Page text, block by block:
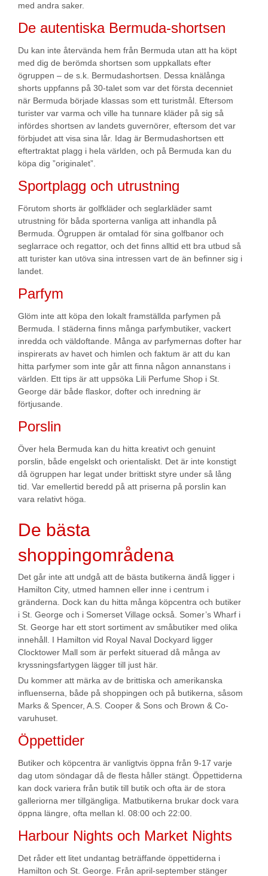
med andra saker.
De autentiska Bermuda-shortsen
Du kan inte återvända hem från Bermuda utan att ha köpt
med dig de berömda shortsen som uppkallats efter
ögruppen – de s.k. Bermudashortsen. Dessa knälånga
shorts uppfanns på 30-talet som var det första decenniet
när Bermuda började klassas som ett turistmål. Eftersom
turister var varma och ville ha tunnare kläder på sig så
infördes shortsen av landets guvernörer, eftersom det var
förbjudet att visa sina lår. Idag är Bermudashortsen ett
eftertraktat plagg i hela världen, och på Bermuda kan du
köpa dig ”originalet”.
Sportplagg och utrustning
Förutom shorts är golfkläder och seglarkläder samt
utrustning för båda sporterna vanliga att inhandla på
Bermuda. Ögruppen är omtalad för sina golfbanor och
seglarrace och regattor, och det finns alltid ett bra utbud så
att turister kan utöva sina intressen vart de än befinner sig i
landet.
Parfym
Glöm inte att köpa den lokalt framställda parfymen på
Bermuda. I städerna finns många parfymbutiker, vackert
inredda och väldoftande. Många av parfymernas dofter har
inspirerats av havet och himlen och faktum är att du kan
hitta parfymer som inte går att finna någon annanstans i
världen. Ett tips är att uppsöka Lili Perfume Shop i St.
George där både flaskor, dofter och inredning är
förtjusande.
Porslin
Över hela Bermuda kan du hitta kreativt och genuint
porslin, både engelskt och orientaliskt. Det är inte konstigt
då ögruppen har legat under brittiskt styre under så lång
tid. Var emellertid beredd på att priserna på porslin kan
vara relativt höga.
De bästa
shoppingområdena
Det går inte att undgå att de bästa butikerna ändå ligger i
Hamilton City, utmed hamnen eller inne i centrum i
gränderna. Dock kan du hitta många köpcentra och butiker
i St. George och i Somerset Village också. Somer’s Wharf i
St. George har ett stort sortiment av småbutiker med olika
innehåll. I Hamilton vid Royal Naval Dockyard ligger
Clocktower Mall som är perfekt situerad då många av
kryssningsfartygen lägger till just här.
Du kommer att märka av de brittiska och amerikanska
influenserna, både på shoppingen och på butikerna, såsom
Marks & Spencer, A.S. Cooper & Sons och Brown & Co-
varuhuset.
Öppettider
Butiker och köpcentra är vanligtvis öppna från 9-17 varje
dag utom söndagar då de flesta håller stängt. Öppettiderna
kan dock variera från butik till butik och ofta är de stora
galleriorna mer tillgängliga. Matbutikerna brukar dock vara
öppna längre, ofta mellan kl. 08:00 och 22:00.
Harbour Nights och Market Nights
Det råder ett litet undantag beträffande öppettiderna i
Hamilton och St. George. Från april-september stänger